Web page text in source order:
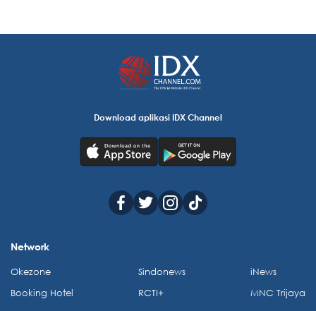
Download aplikasi IDX Channel
Network
Okezone
Booking Hotel
Sindonews
RCTI+
iNews
MNC Trijaya